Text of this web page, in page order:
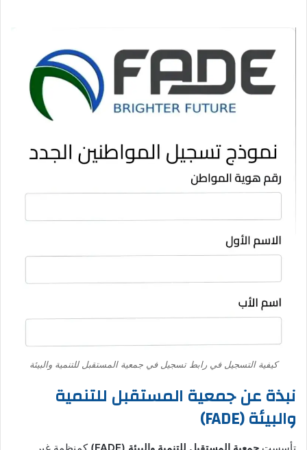
كيفية التسجيل في رابط تسجيل في جمعية المستقبل للتنمية والبيئة
نبذة عن جمعية المستقبل للتنمية
والبيئة (FADE)
تأسست جمعية المستقبل للتنمية والبيئة (FADE)
كمنظمة غير